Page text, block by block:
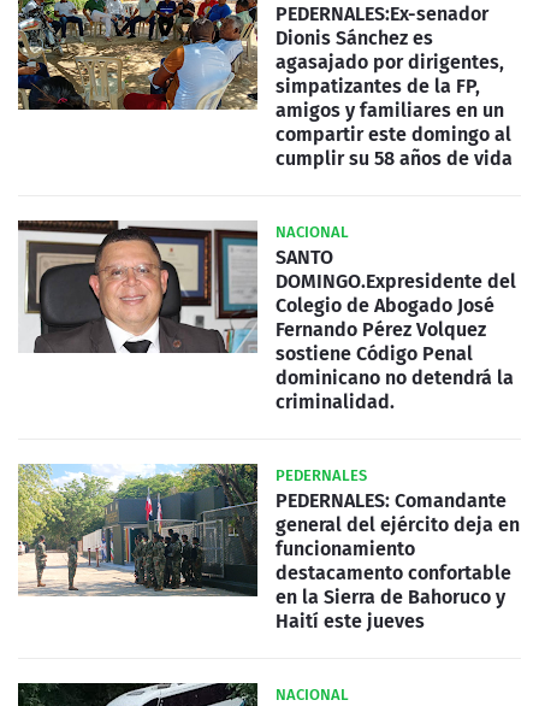
PEDERNALES:Ex-senador
Dionis Sánchez es
agasajado por dirigentes,
simpatizantes de la FP,
amigos y familiares en un
compartir este domingo al
cumplir su 58 años de vida
NACIONAL
SANTO
DOMINGO.Expresidente del
Colegio de Abogado José
Fernando Pérez Volquez
sostiene Código Penal
dominicano no detendrá la
criminalidad.
PEDERNALES
PEDERNALES: Comandante
general del ejército deja en
funcionamiento
destacamento confortable
en la Sierra de Bahoruco y
Haití este jueves
NACIONAL